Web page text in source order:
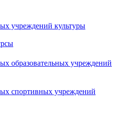
учреждений культуры
образовательных учреждений
спортивных учреждений